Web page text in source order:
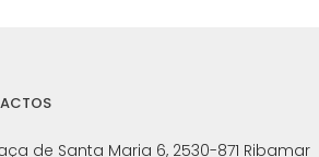
de Santa Maria 6, 2530-871 Ribamar